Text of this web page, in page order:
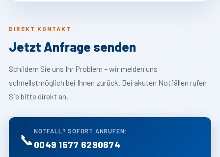
DIREKT KONTAKT
Jetzt Anfrage senden
Schildern Sie uns Ihr Problem – wir melden uns
schnellstmöglich bei Ihnen zurück. Bei akuten Notfällen rufen
Sie bitte direkt an.
📞 NOTFALL? SOFORT ANRUFEN:
0049 1577 6290674